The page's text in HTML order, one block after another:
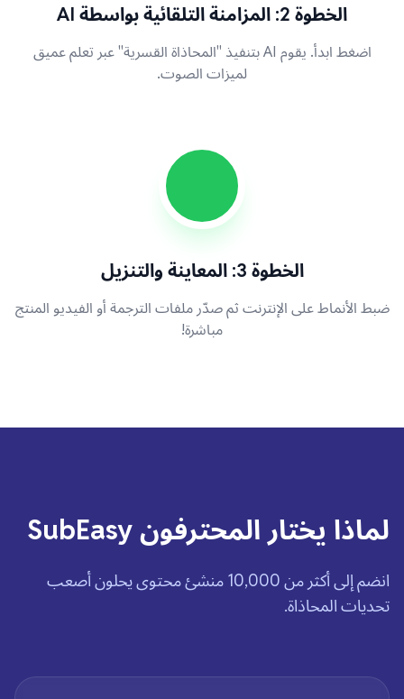
الخطوة 2: المزامنة التلقائية بواسطة AI
اضغط ابدأ. يقوم AI بتنفيذ "المحاذاة القسرية" عبر تعلم عميق
لميزات الصوت.
الخطوة 3: المعاينة والتنزيل
ضبط الأنماط على الإنترنت ثم صدّر ملفات الترجمة أو الفيديو المنتج
مباشرة!
لماذا يختار المحترفون SubEasy
انضم إلى أكثر من 10,000 منشئ محتوى يحلون أصعب
تحديات المحاذاة.